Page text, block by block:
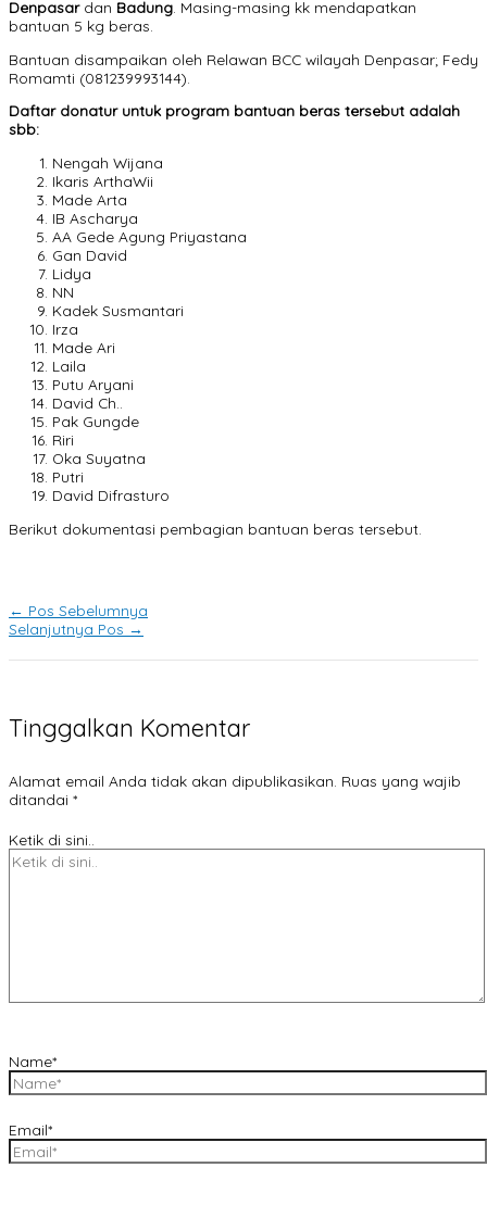
Denpasardan Badung . Masing-masing kk mendapatkan
bantuan 5 kg beras.
Bantuan disampaikan oleh Relawan BCC wilayah Denpasar; Fedy
Romamti (081239993144).
Daftar donatur untuk program bantuan beras tersebut adalah
sbb:
Nengah Wijana
Ikaris ArthaWii
Made Arta
IB Ascharya
AA Gede Agung Priyastana
Gan David
Lidya
NN
Kadek Susmantari
Irza
Made Ari
Laila
Putu Aryani
David Ch..
Pak Gungde
Riri
Oka Suyatna
Putri
David Difrasturo
Berikut dokumentasi pembagian bantuan beras tersebut.
← Pos Sebelumnya
Selanjutnya Pos →
Tinggalkan Komentar
Alamat email Anda tidak akan dipublikasikan. Ruas yang wajib
ditandai *
Ketik di sini..
Name*
Email*